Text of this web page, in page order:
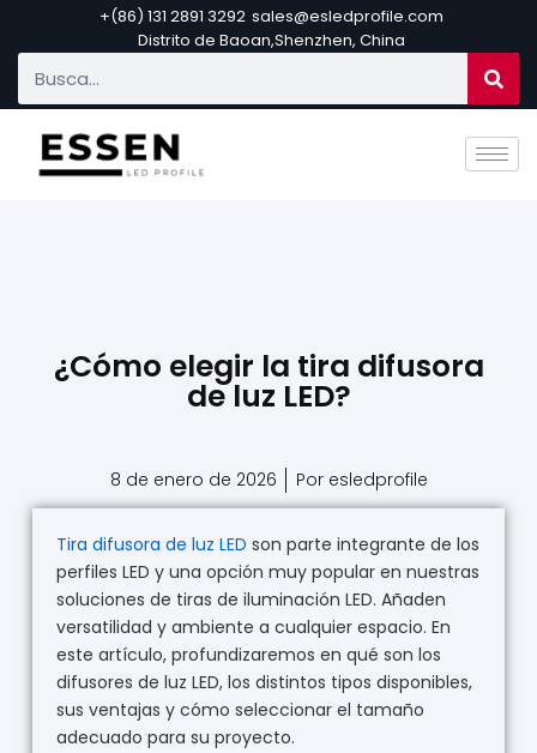
+(86) 131 2891 3292 sales@esledprofile.com
Distrito de Baoan,Shenzhen, China
¿Cómo elegir la tira difusora
de luz LED?
8 de enero de 2026 Por esledprofile
Tira difusora de luz LED son parte integrante de los
perfiles LED y una opción muy popular en nuestras
soluciones de tiras de iluminación LED. Añaden
versatilidad y ambiente a cualquier espacio. En
este artículo, profundizaremos en qué son los
difusores de luz LED, los distintos tipos disponibles,
sus ventajas y cómo seleccionar el tamaño
adecuado para su proyecto.